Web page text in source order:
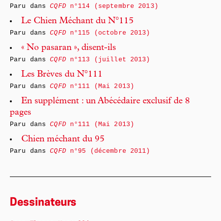
Paru dansCQFDn°114 (septembre 2013)
Le Chien Méchant du N°115
Paru dansCQFDn°115 (octobre 2013)
« No pasaran », disent-ils
Paru dansCQFDn°113 (juillet 2013)
Les Brèves du N°111
Paru dansCQFDn°111 (Mai 2013)
En supplément : un Abécédaire exclusif de 8
pages
Paru dansCQFDn°111 (Mai 2013)
Chien méchant du 95
Paru dansCQFDn°95 (décembre 2011)
Dessinateurs